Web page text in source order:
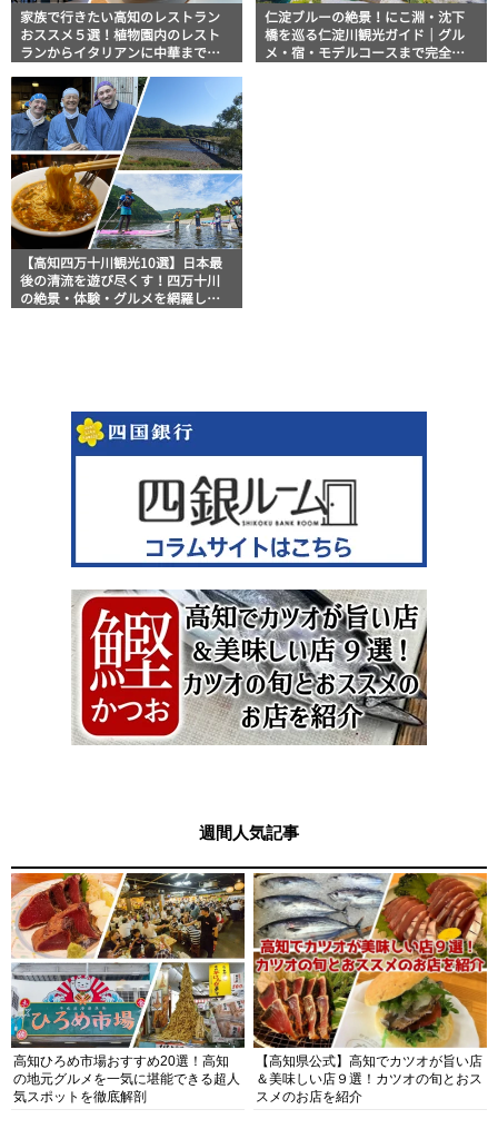
家族で行きたい高知のレストラン
おススメ５選！植物園内のレスト
ランからイタリアンに中華まで楽
仁淀ブルーの絶景！にこ淵・沈下
橋を巡る仁淀川観光ガイド｜グル
メ・宿・モデルコースまで完全網
【高知四万十川観光10選】日本最
後の清流を遊び尽くす！四万十川
の絶景・体験・グルメを網羅した
週間人気記事
高知ひろめ市場おすすめ20選！高知
の地元グルメを一気に堪能できる超人
気スポットを徹底解剖
【高知県公式】高知でカツオが旨い店
＆美味しい店９選！カツオの旬とおス
スメのお店を紹介